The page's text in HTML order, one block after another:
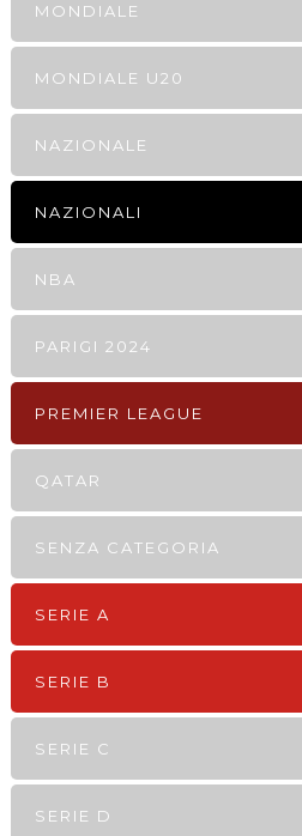
MONDIALE
MONDIALE U20
NAZIONALE
NAZIONALI
NBA
PARIGI 2024
PREMIER LEAGUE
QATAR
SENZA CATEGORIA
SERIE A
SERIE B
SERIE C
SERIE D